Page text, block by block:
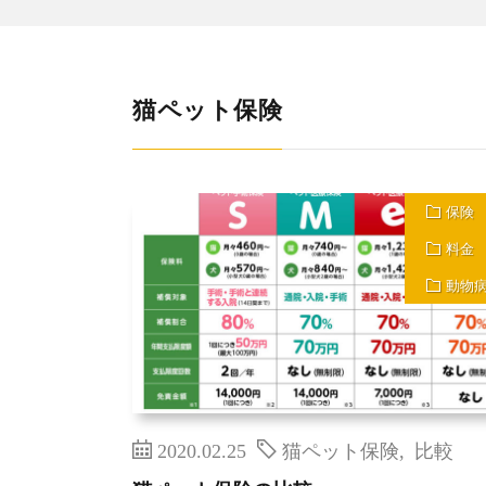
猫ペット保険
保険
料金
動物
2020.02.25 猫ペット保険 比較